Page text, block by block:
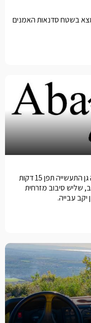
בשטח סדנאות האמנים
במרומי רכס בגליל המערבי המערבי, בקצה גן התעשייה תפן 15 דקות
שליש סיבוב מזרחית
עבייה.